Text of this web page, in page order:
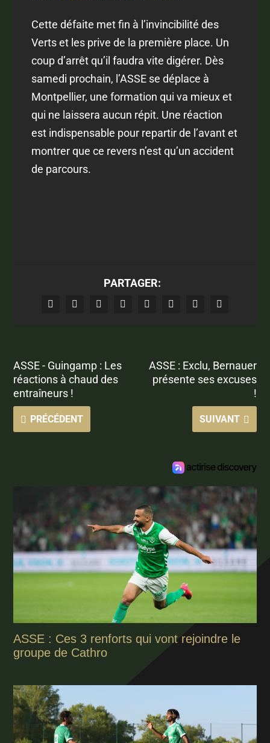
Cette défaite met fin à l’invincibilité des
Verts et les prive de la première place. Un
coup d’arrêt qu’il faudra vite digérer. Dès
samedi prochain, l’ASSE se déplace à
Montpellier, une formation qui va mieux et
qui ne laissera aucun répit. Une réaction
est indispensable pour repartir de l’avant et
montrer que ce revers n’est qu’un accident
de parcours.
PARTAGER:
ASSE - Guingamp : Les
réactions à chaud des
entraîneurs !
PRÉCÉDENT
ASSE : Exclu, Bernauer
présente ses excuses
!
SUIVANT
ASSE : Ces 3 renforts qui vont rejoindre le
groupe de Cathro